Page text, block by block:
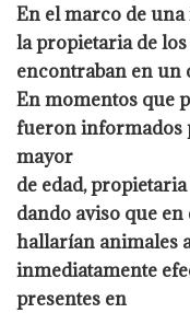
En el marco de
la propietaria de
encontraban en un
En momentos que
fueron informados
mayor
de edad,
dando aviso que
hallarían animales
inmediatamente
presentes en